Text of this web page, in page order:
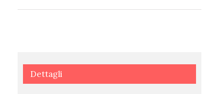
Navigazione
Dettagli